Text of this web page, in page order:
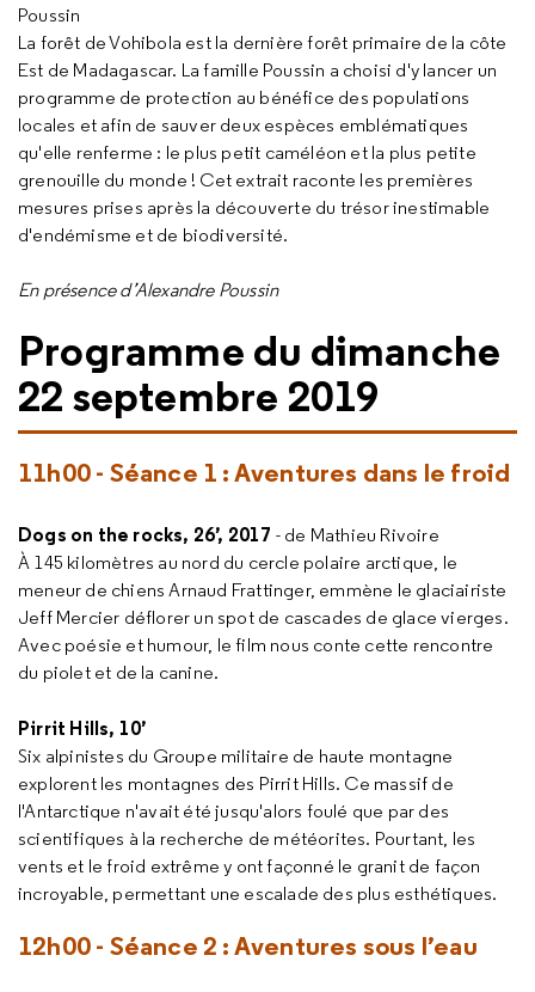
Poussin
La forêt de Vohibola est la dernière forêt primaire de la côte
Est de Madagascar. La famille Poussin a choisi d'y lancer un
programme de protection au bénéfice des populations
locales et afin de sauver deux espèces emblématiques
qu'elle renferme : le plus petit caméléon et la plus petite
grenouille du monde ! Cet extrait raconte les premières
mesures prises après la découverte du trésor inestimable
d'endémisme et de biodiversité.
En présence d’Alexandre Poussin
Programme du dimanche
22 septembre 2019
11h00 - Séance 1 : Aventures dans le froid
Dogs on the rocks, 26’, 2017 - de Mathieu Rivoire
À 145 kilomètres au nord du cercle polaire arctique, le
meneur de chiens Arnaud Frattinger, emmène le glaciairiste
Jeff Mercier déflorer un spot de cascades de glace vierges.
Avec poésie et humour, le film nous conte cette rencontre
du piolet et de la canine.
Pirrit Hills, 10’
Six alpinistes du Groupe militaire de haute montagne
explorent les montagnes des Pirrit Hills. Ce massif de
l'Antarctique n'avait été jusqu'alors foulé que par des
scientifiques à la recherche de météorites. Pourtant, les
vents et le froid extrême y ont façonné le granit de façon
incroyable, permettant une escalade des plus esthétiques.
12h00 - Séance 2 : Aventures sous l’eau